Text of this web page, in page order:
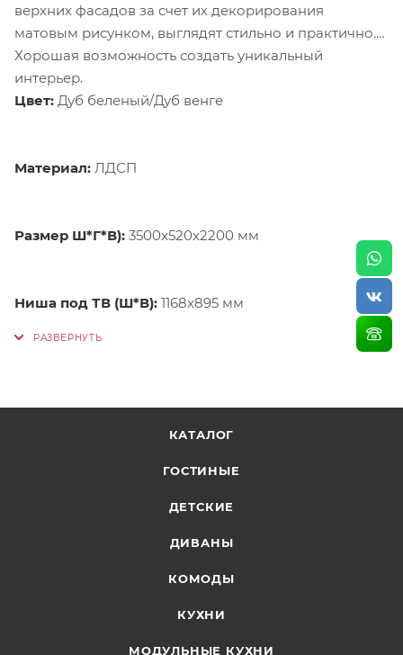
верхних фасадов за счет их декорирования
матовым рисунком, выглядят стильно и практично.
Хорошая возможность создать уникальный
интерьер.
Цвет: Дуб беленый/Дуб венге
Материал: ЛДСП
Размер Ш*Г*В): 3500x520x2200 мм
Ниша под ТВ (Ш*В): 1168х895 мм
КАТАЛОГ
ГОСТИНЫЕ
ДЕТСКИЕ
ДИВАНЫ
КОМОДЫ
КУХНИ
МОДУЛЬНЫЕ КУХНИ